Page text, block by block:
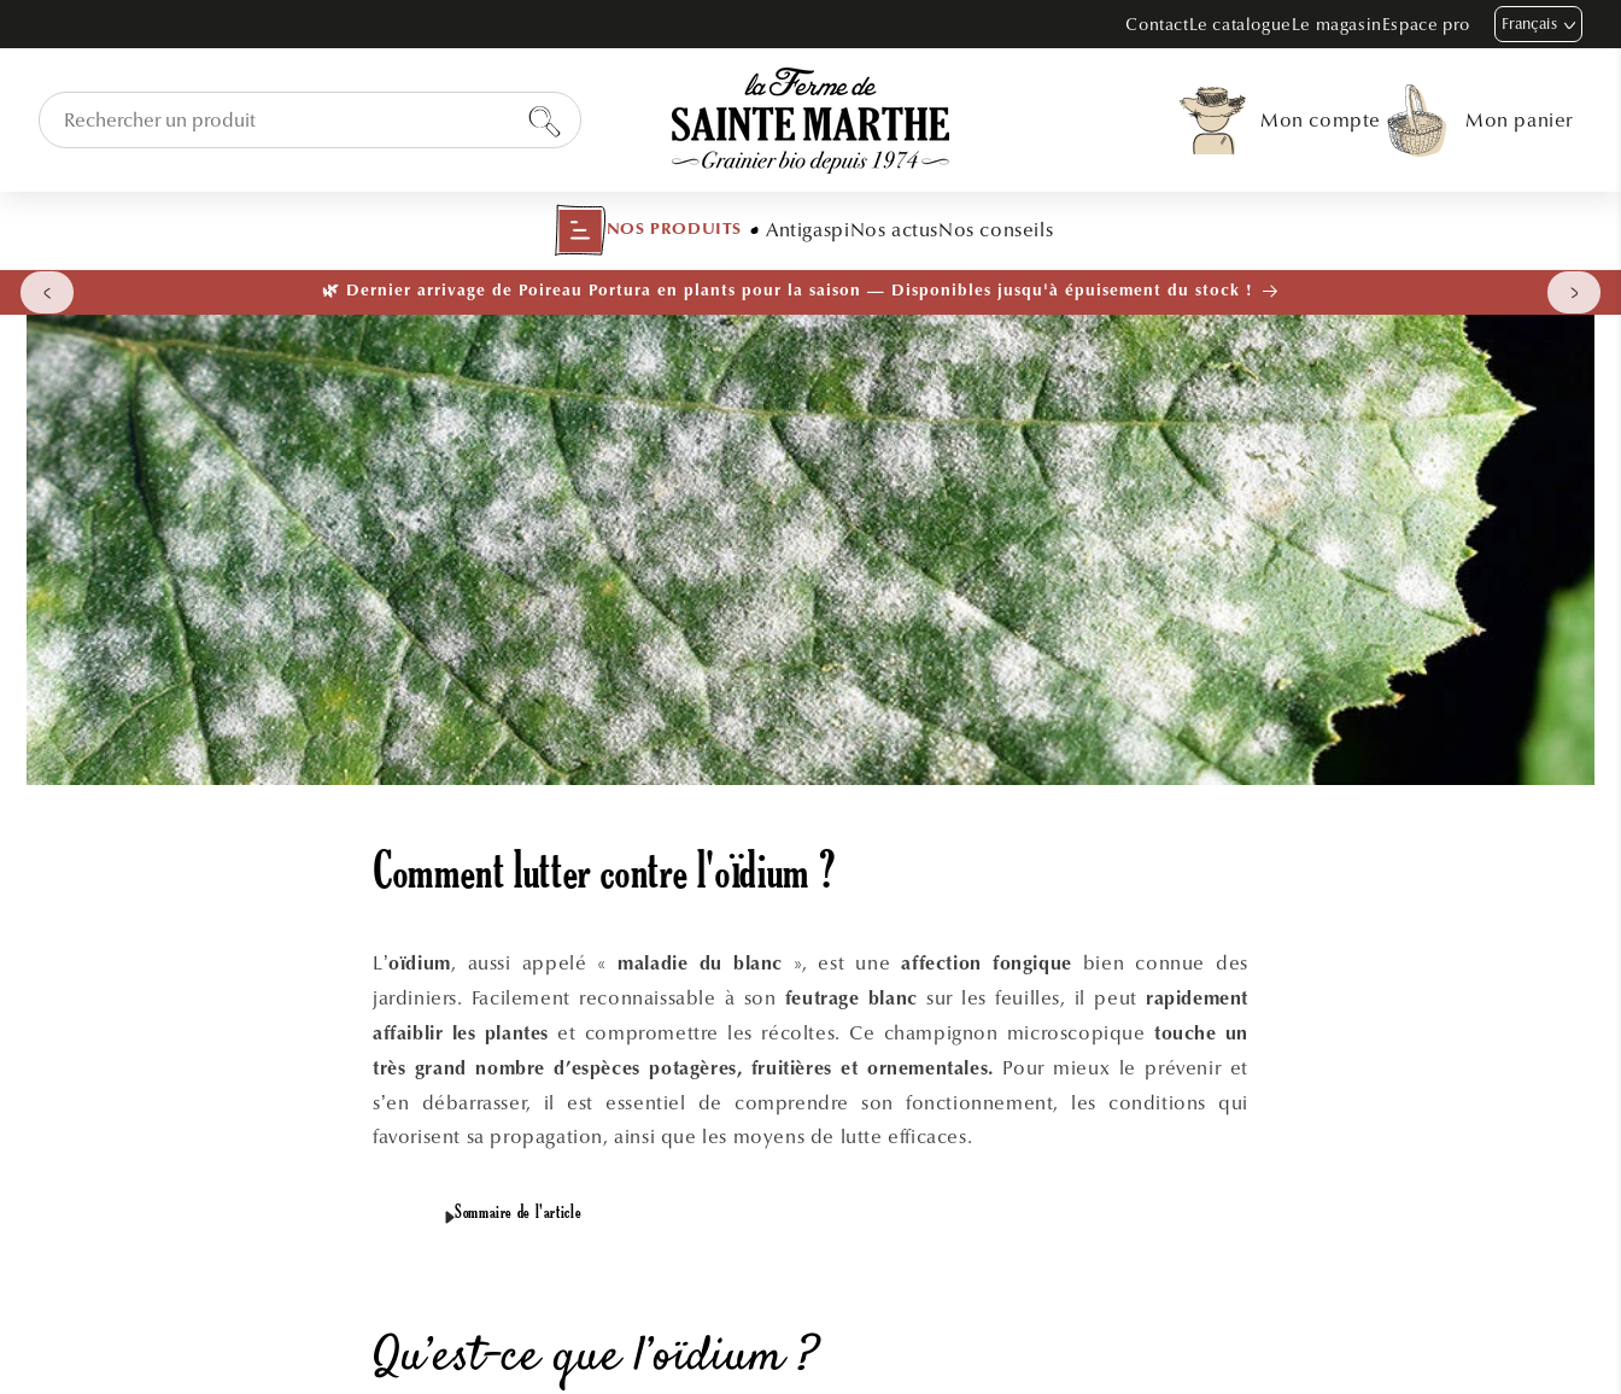
ContactLe catalogueLe magasinEspace pro Français
Mon compte Mon panier
NOS PRODUITS AntigaspiNos actusNos conseils
🌱 NOUVEAUTÉ — Ail Rocambole AB · Lot de 10 bulbilles · En stock maintenant
Comment lutter contre l'oïdium ?
L’oïdium, aussi appelé «maladie du blanc », est uneaffection fongique
bien connue des
jardiniers. Facilement reconnaissable à son feutrage blanc sur les feuilles, il peut rapidement
affaiblir les plantes et compromettre les récoltes. Ce champignon microscopique touche un
très grand nombre d’espèces potagères, fruitières et ornementales. Pour mieux le prévenir et
s’en débarrasser, il est essentiel de comprendre son fonctionnement, les conditions qui
favorisent sa propagation, ainsi que les moyens de lutte efficaces.
Sommaire de l'article
Qu’est-ce que l’oïdium ?